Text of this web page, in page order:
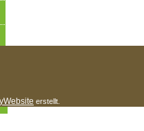
erstellt.